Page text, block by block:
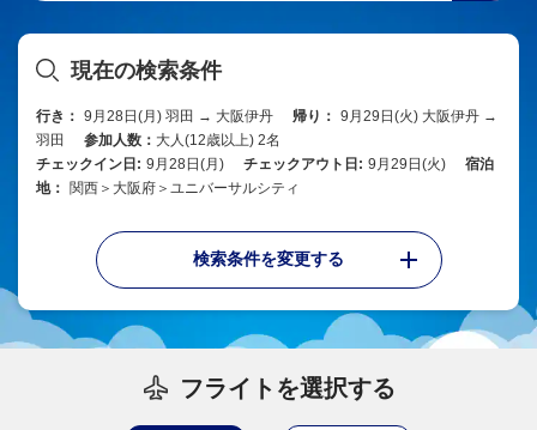
現在の検索条件
行き： 9月28日(月) 羽田 → 大阪伊丹 帰り： 9月29日(火) 大阪伊丹 →
羽田
参加人数： 大人(12歳以上) 2名
チェックイン日: 9月28日(月) チェックアウト日: 9月29日(火)
宿泊
地：
関西＞大阪府＞ユニバーサルシティ
検索条件を変更する
フライトを選択する